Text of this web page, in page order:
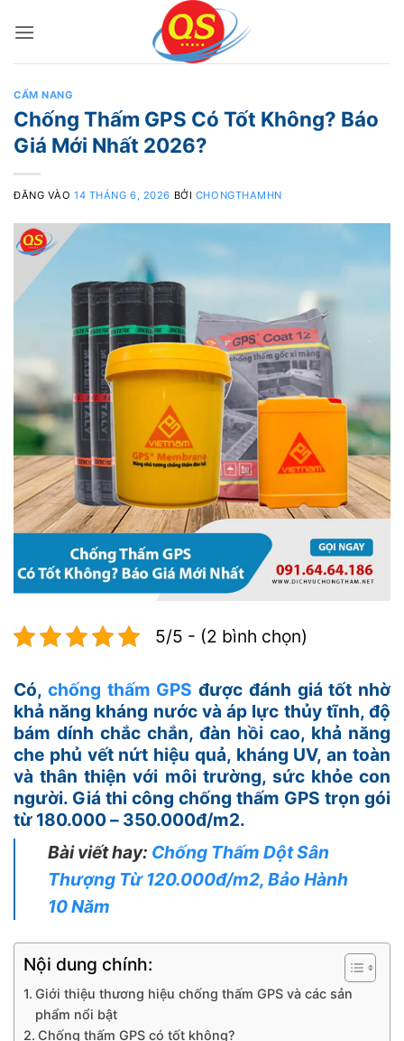
qua
CẨM NANG
Chống Thấm GPS Có Tốt Không? Báo
Giá Mới Nhất 2026?
ĐĂNG VÀO14 THÁNG 6, 2026 BỞI CHONGTHAMHN
5/5 - (2 bình chọn)
Có, chống thấm GPS được đánh giá tốt nhờ
khả năng kháng nước và áp lực thủy tĩnh, độ
bám dính chắc chắn, đàn hồi cao, khả năng
che phủ vết nứt hiệu quả, kháng UV, an toàn
và thân thiện với môi trường, sức khỏe con
người. Giá thi công chống thấm GPS trọn gói
từ 180.000 – 350.000đ/m2.
Bài viết hay: Chống Thấm Dột Sân
Thượng Từ 120.000đ/m2, Bảo Hành
10 Năm
Nội dung chính:
Giới thiệu thương hiệu chống thấm GPS và các sản
phẩm nổi bật
Chống thấm GPS có tốt không?